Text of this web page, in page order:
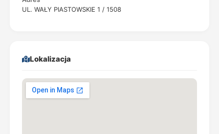
UL. WAŁY PIASTOWSKIE 1 / 1508
Lokalizacja